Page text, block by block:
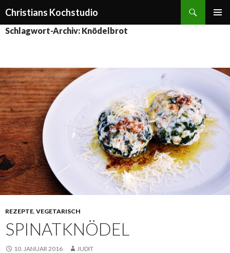
Christians Kochstudio
INHALT
Schlagwort-Archiv: Knödelbrot
REZEPTE, VEGETARISCH
SPINATKNÖDEL
10. JANUAR 2016 JUDIT